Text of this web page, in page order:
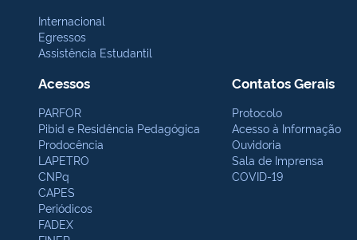
Internacional
Egressos
Assistência Estudantil
Acessos
PARFOR
Pibid e Residência Pedagógica
Prodocência
LAPETRO
CNPq
CAPES
Periódicos
FADEX
Contatos Gerais
Protocolo
Acesso à Informação
Ouvidoria
Sala de Imprensa
COVID-19